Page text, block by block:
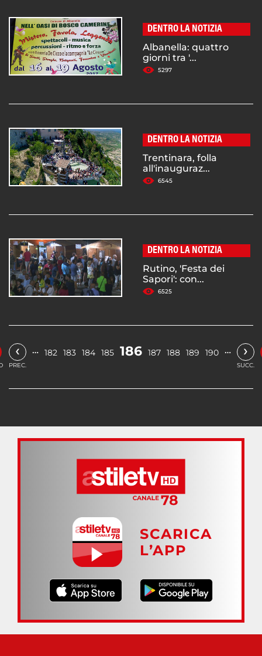
DENTRO LA NOTIZIA
Albanella: quattro
giorni tra '...
5297
DENTRO LA NOTIZIA
Trentinara, folla
all'inauguraz...
6545
DENTRO LA NOTIZIA
Rutino, 'Festa dei
Sapori': con...
6525
‹
PREC.
… 182 183 184 185 186 187 188 189 190 … ›
SUCC.
SCARICA
L’APP